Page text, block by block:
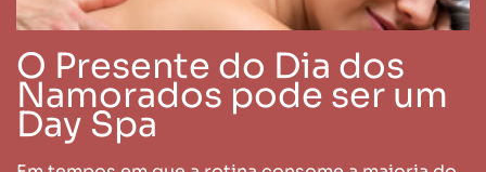
O Presente do Dia dos
Namorados pode ser um
Day Spa